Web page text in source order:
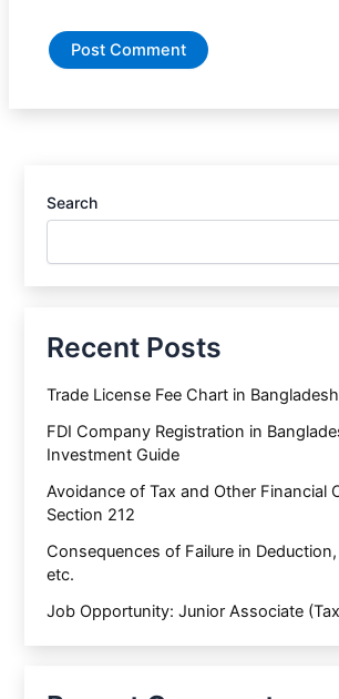
Search
Recent Posts
Trade License Fee Chart in
FDI Company Registration in
Investment Guide
Avoidance of Tax and Other Financial
Section 212
Consequences of Failure in
etc.
Job Opportunity: Junior Associate